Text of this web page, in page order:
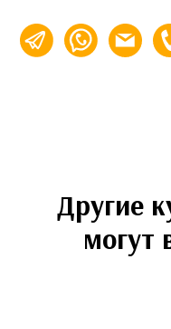
+7
Другие
могут